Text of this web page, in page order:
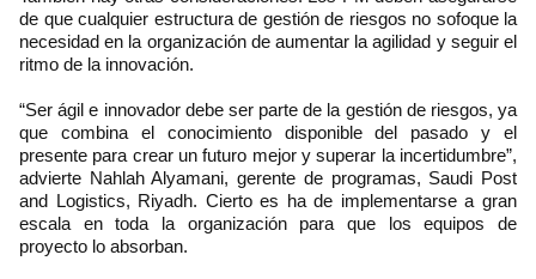
de que cualquier estructura de gestión de riesgos no sofoque la
necesidad en la organización de aumentar la agilidad y seguir el
ritmo de la innovación.
“Ser ágil e innovador debe ser parte de la gestión de riesgos, ya
que combina el conocimiento disponible del pasado y el
presente para crear un futuro mejor y superar la incertidumbre”,
advierte Nahlah Alyamani, gerente de programas, Saudi Post
and Logistics, Riyadh. Cierto es ha de implementarse a gran
escala en toda la organización para que los equipos de
proyecto lo absorban.